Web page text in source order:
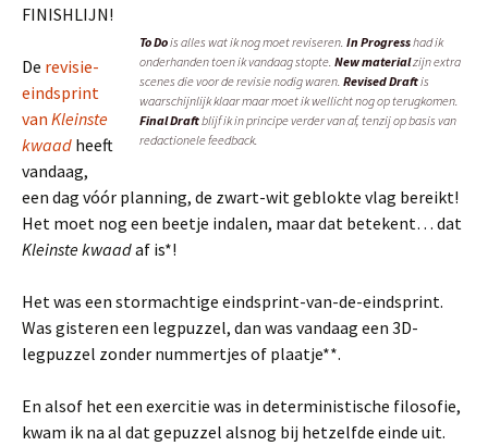
To Dois alles wat ik nog moet reviseren. In Progresshad ik
onderhanden toen ik vandaag stopte. New materialzijn extra
scenes die voor de revisie nodig waren. Revised Draftis
waarschijnlijk klaar maar moet ik wellicht nog op terugkomen.
Final Draftblijf ik in principe verder van af, tenzij op basis van
redactionele feedback.
FINISHLIJN!
De revisie-
eindsprint
van Kleinste
kwaad heeft
vandaag,
een dag vóór planning, de zwart-wit geblokte vlag bereikt!
Het moet nog een beetje indalen, maar dat betekent… dat
Kleinste kwaadaf is*!
Het was een stormachtige eindsprint-van-de-eindsprint.
Was gisteren een legpuzzel, dan was vandaag een 3D-
legpuzzel zonder nummertjes of plaatje**.
En alsof het een exercitie was in deterministische filosofie,
kwam ik na al dat gepuzzel alsnog bij hetzelfde einde uit.